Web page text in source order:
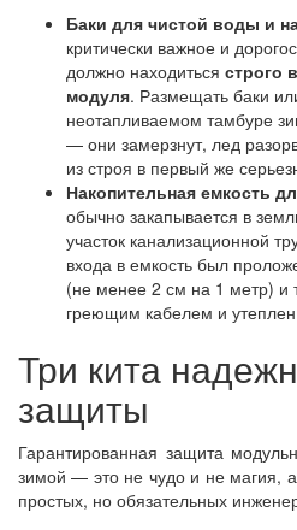
Баки для чистой воды и
критически важное и
должно находиться строго
модуля. Размещать баки
неотапливаемом тамбуре
— они замерзнут, лед
из строя в первый же
Накопительная емкость
обычно закапывается в
участок канализационной
входа в емкость был
(не менее 2 см на 1 метр)
греющим кабелем и
Три кита
защиты
Гарантированная защита
зимой — это не чудо и не магия,
простых, но обязательных